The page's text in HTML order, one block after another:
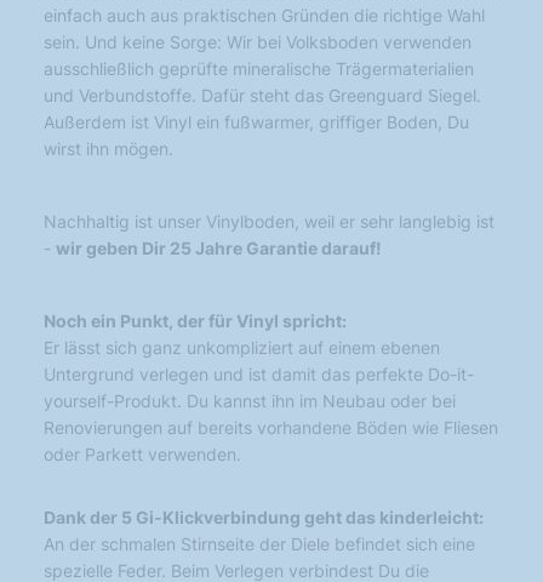
einfach auch aus praktischen Gründen die richtige Wahl
sein. Und keine Sorge: Wir bei Volksboden verwenden
ausschließlich geprüfte mineralische Trägermaterialien
und Verbundstoffe. Dafür steht das Greenguard Siegel.
Außerdem ist Vinyl ein fußwarmer, griffiger Boden, Du
wirst ihn mögen.
Nachhaltig ist unser Vinylboden, weil er sehr langlebig ist
- wir geben Dir 25 Jahre Garantie darauf!
Noch ein Punkt, der für Vinyl spricht:
Er lässt sich ganz unkompliziert auf einem ebenen
Untergrund verlegen und ist damit das perfekte Do-it-
yourself-Produkt. Du kannst ihn im Neubau oder bei
Renovierungen auf bereits vorhandene Böden wie Fliesen
oder Parkett verwenden.
Dank der 5 Gi-Klickverbindung geht das kinderleicht:
An der schmalen Stirnseite der Diele befindet sich eine
spezielle Feder. Beim Verlegen verbindest Du die